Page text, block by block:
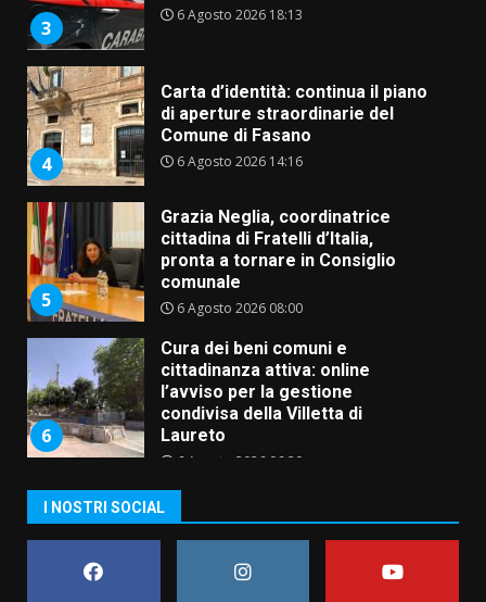
3
6 Agosto 2026 18:13
4
Carta d’identità: continua il piano
di aperture straordinarie del
Comune di Fasano
6 Agosto 2026 14:16
5
Grazia Neglia, coordinatrice
cittadina di Fratelli d’Italia,
pronta a tornare in Consiglio
comunale
6 Agosto 2026 08:00
6
Cura dei beni comuni e
cittadinanza attiva: online
l’avviso per la gestione
condivisa della Villetta di
Laureto
6 Agosto 2026 06:20
assoluta de “L’Albergo
Belvedere. Il rapimento”
6 Agosto 2026 06:15
I NOSTRI SOCIAL